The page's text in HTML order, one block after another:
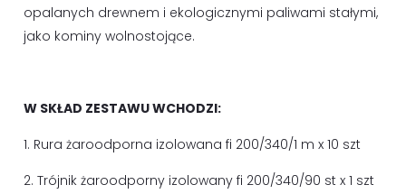
opalanych drewnem i ekologicznymi paliwami stałymi,
jako kominy wolnostojące.
W SKŁAD ZESTAWU WCHODZI:
1. Rura żaroodporna izolowana fi 200/340/1 m x 10 szt
2. Trójnik żaroodporny izolowany fi 200/340/90 st x 1 szt